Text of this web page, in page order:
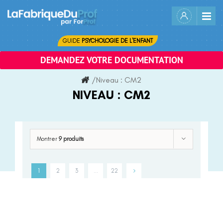
content
GUIDE PSYCHOLOGIE DE L'ENFANT
DEMANDEZ VOTRE DOCUMENTATION
/Niveau : CM2
NIVEAU : CM2
Montrer 9 produits
1 2 3 22